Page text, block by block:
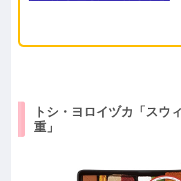
トシ・ヨロイヅカ「スウ
重」